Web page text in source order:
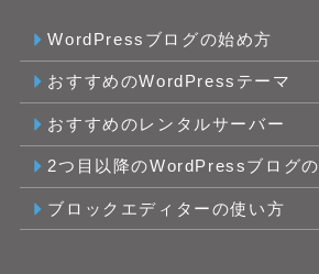
WordPressブログの始め方
おすすめのWordPressテーマ
おすすめのレンタルサーバー
2つ目以降のWordPressブログ
ブロックエディターの使い方